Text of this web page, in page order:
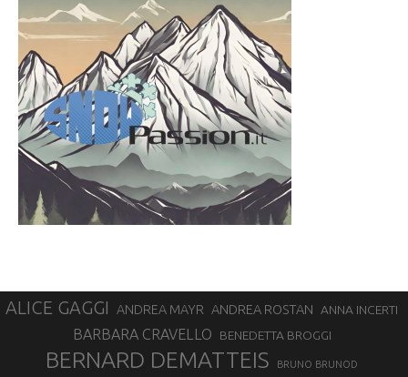
ALICE GAGGI ANDREA MAYR ANDREA ROSTAN ANNA INCERTI
BARBARA CRAVELLO BENEDETTA BROGGI
BERNARD DEMATTEIS BRUNO BRUNOD